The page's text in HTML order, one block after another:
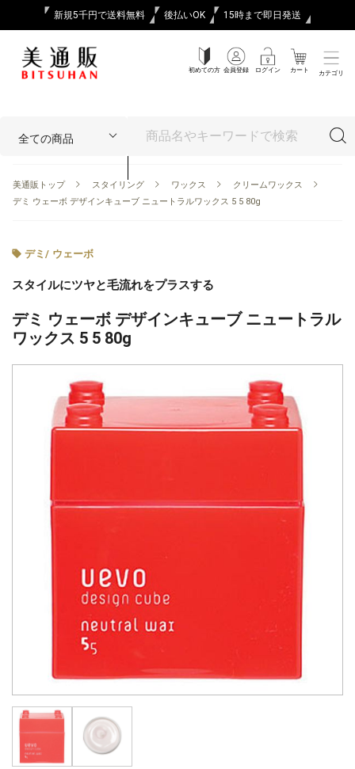
新規5千円で送料無料 後払いOK 15時まで即日発送
初めての方 会員登録 ログイン カート カテゴリ
美通販トップ スタイリング ワックス
クリームワックス
デミ ウェーボ デザインキューブ ニュートラルワックス 5 5 80g
デミ / ウェーボ
スタイルにツヤと毛流れをプラスする
デミ ウェーボ デザインキューブ ニュートラル
ワックス 5 5 80g